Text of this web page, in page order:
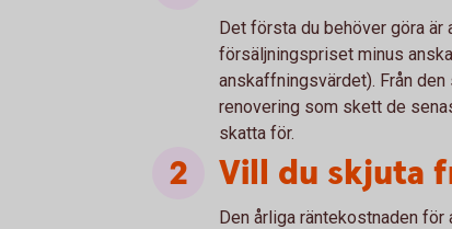
Det första du behöver göra är
försäljningspriset minus
anskaffningsvärdet). Från
renovering som skett de
skatta för.
Vill du skjuta
Den årliga räntekostnaden